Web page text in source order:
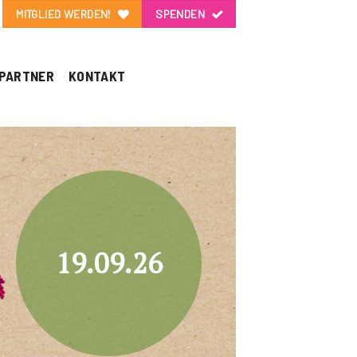
MITGLIED WERDEN! SPENDEN
KONTAKT
19.09.26